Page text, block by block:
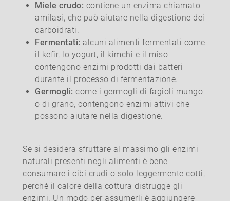
Miele crudo: contiene un enzima chiamato
amilasi, che può aiutare nella digestione dei
carboidrati.
Fermentati: alcuni alimenti fermentati come
il kefir, lo yogurt, il kimchi e il miso
contengono enzimi prodotti dai batteri
durante il processo di fermentazione.
Germogli: come i germogli di fagioli mungo
o di grano, contengono enzimi attivi che
possono aiutare nella digestione.
Se si desidera sfruttare al massimo gli enzimi
naturali presenti negli alimenti è bene
consumare i cibi crudi o solo leggermente cotti,
perché il calore della cottura distrugge gli
enzimi. Un modo per assumerli è aggiungere